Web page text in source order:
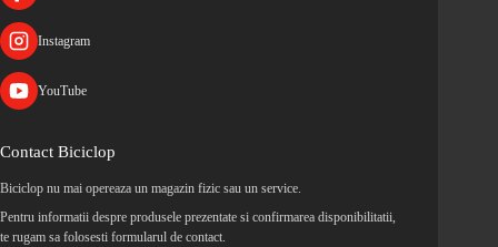
Instagram
YouTube
Contact Biciclop
Biciclop nu mai opereaza un magazin fizic sau un service.
Pentru informatii despre produsele prezentate si confirmarea disponibilitatii,
te rugam sa folosesti formularul de contact.